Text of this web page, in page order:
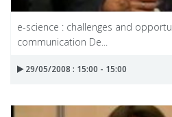
e-science : challenges and
communication De...
29/05/2008 : 15:00 - 15:00